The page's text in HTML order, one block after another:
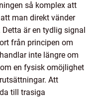
så komplex att
man direkt vänder
är en tydlig signal
från principen om
inte längre om
en fysisk omöjlighet
Att
till trasiga